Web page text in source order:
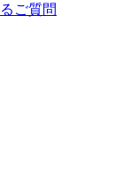
ご質問